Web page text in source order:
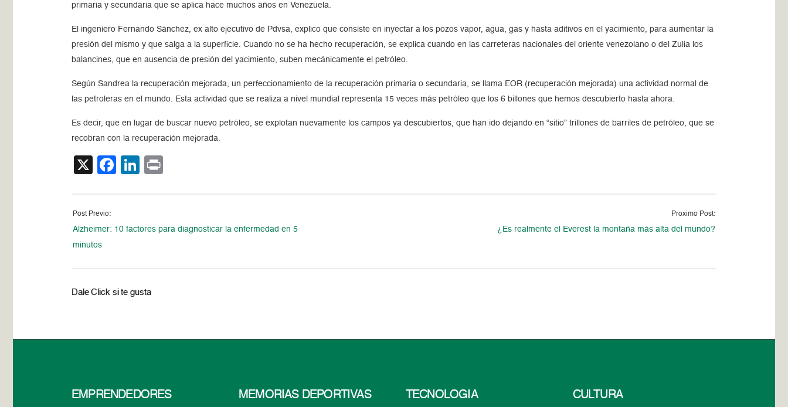
primaria y secundaria que se aplica hace muchos años en Venezuela.
El ingeniero Fernando Sánchez, ex alto ejecutivo de Pdvsa, explico que consiste en inyectar a los pozos vapor, agua, gas y hasta aditivos en el yacimiento, para aumentar la
presión del mismo y que salga a la superficie. Cuando no se ha hecho recuperación, se explica cuando en las carreteras nacionales del oriente venezolano o del Zulia los
balancines, que en ausencia de presión del yacimiento, suben mecánicamente el petróleo.
Según Sandrea la recuperación mejorada, un perfeccionamiento de la recuperación primaria o secundaria, se llama EOR (recuperación mejorada) una actividad normal de
las petroleras en el mundo. Esta actividad que se realiza a nivel mundial representa 15 veces más petróleo que los 6 billones que hemos descubierto hasta ahora.
Es decir, que en lugar de buscar nuevo petróleo, se explotan nuevamente los campos ya descubiertos, que han ido dejando en “sitio” trillones de barriles de petróleo, que se
recobran con la recuperación mejorada.
X Facebook
LinkedIn
Post Previo:
Alzheimer: 10 factores para diagnosticar la enfermedad en 5
minutos
Proximo Post:
¿Es realmente el Everest la montaña más alta del mundo?
Dale Click si te gusta
EMPRENDEDORES MEMORIAS DEPORTIVAS TECNOLOGÍA CULTURA